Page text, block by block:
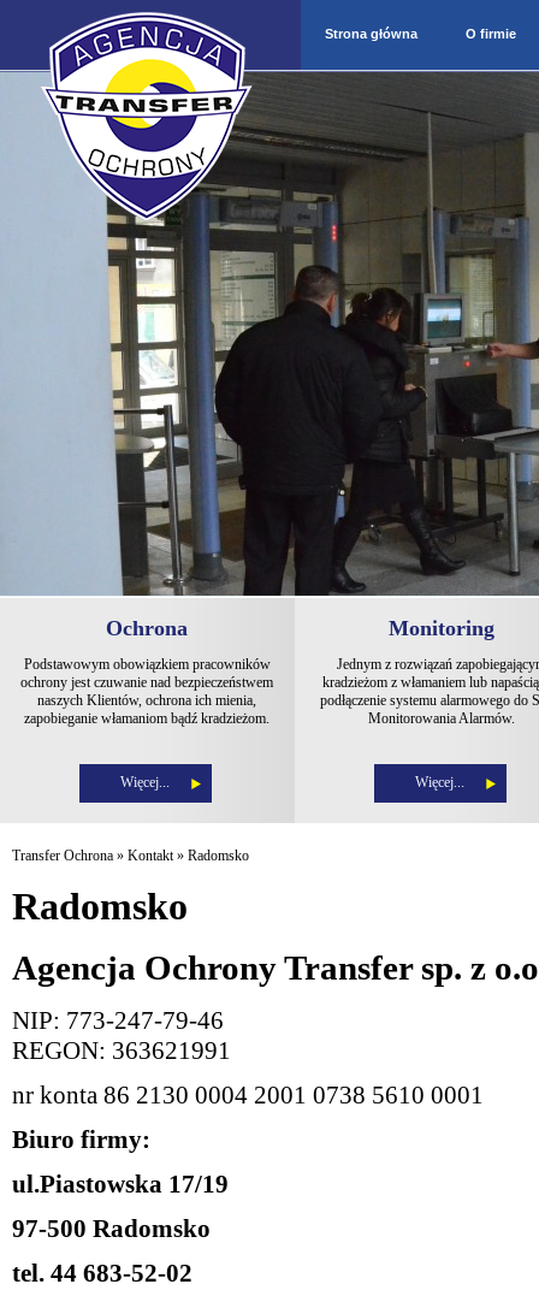
Strona główna O firmie
Ochrona
Podstawowym obowiązkiem pracowników
ochrony jest czuwanie nad bezpieczeństwem
naszych Klientów, ochrona ich mienia,
zapobieganie włamaniom bądź kradzieżom.
Więcej...
Monitoring
Jednym z rozwiązań
kradzieżom z włamaniem lub
podłączenie systemu alarmowego do
Monitorowania Alarmów.
Więcej...
Transfer Ochrona » Kontakt» Radomsko
Radomsko
Agencja Ochrony Transfer sp. z
NIP: 773-247-79-46
REGON: 363621991
nr konta 86 2130 0004 2001 0738 5610 0001
Biuro firmy:
ul.Piastowska 17/19
97-500 Radomsko
tel. 44 683-52-02